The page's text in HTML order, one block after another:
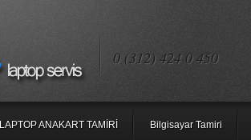
0 (312) 424 0 450
LAPTOP ANAKART TAMİRİ Bilgisayar Tamiri